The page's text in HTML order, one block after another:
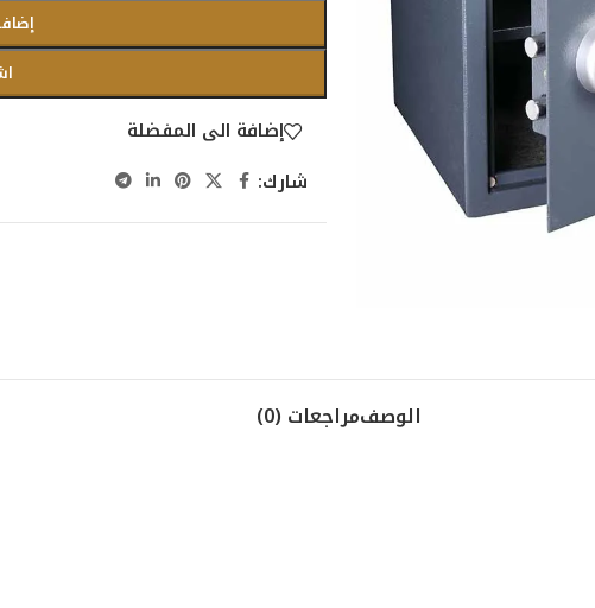
إضافة الى المفضلة
شارك:
الوصفمراجعات (0)